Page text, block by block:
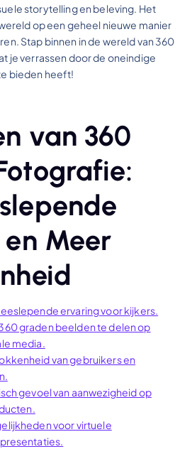
storytelling en beleving. Het
op een geheel nieuwe manier
Stap binnen in de wereld van 360
je verrassen door de oneindige
bieden heeft!
van 360
Meer
ervaring voor kijkers.
graden beelden te delen op
media.
van gebruikers en
gevoel van aanwezigheid op
voor virtuele